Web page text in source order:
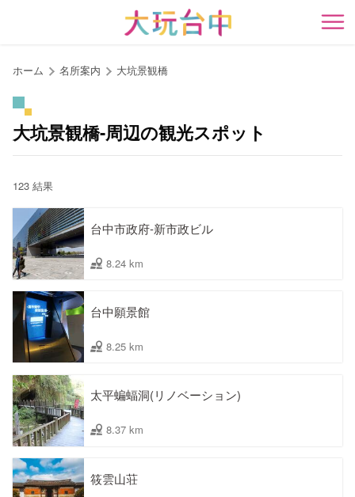
開
ホーム 名所案内 大坑景観橋
大坑景観橋-周辺の観光スポット
123 結果
台中市政府-新市政ビル
8.24 km
台中願景館
8.25 km
太平蝙蝠洞(リノベーション)
8.37 km
筱雲山荘